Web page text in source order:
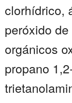
clorhídrico,
peróxido
orgánicos
propano